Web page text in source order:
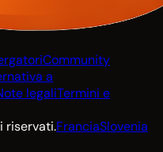
Community
a
legaliTermini e
riservati.FranciaSlovenia